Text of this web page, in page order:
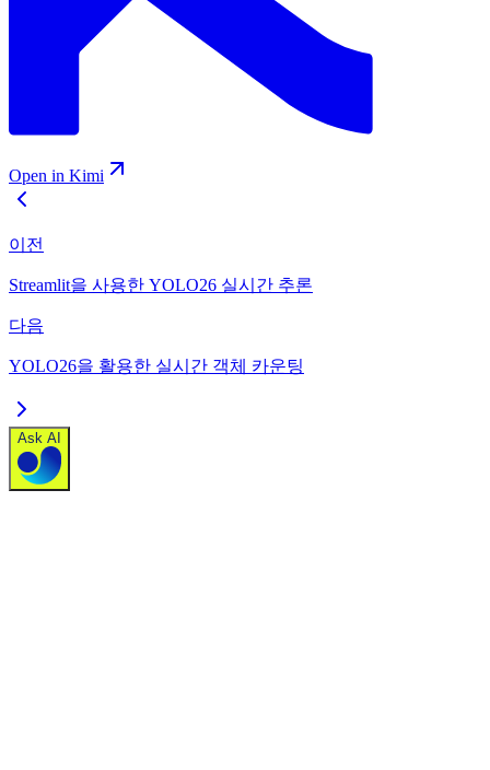
Open in Kimi
이전
Streamlit을 사용한 YOLO26 실시간 추론
다음
YOLO26을 활용한 실시간 객체 카운팅
Ask AI